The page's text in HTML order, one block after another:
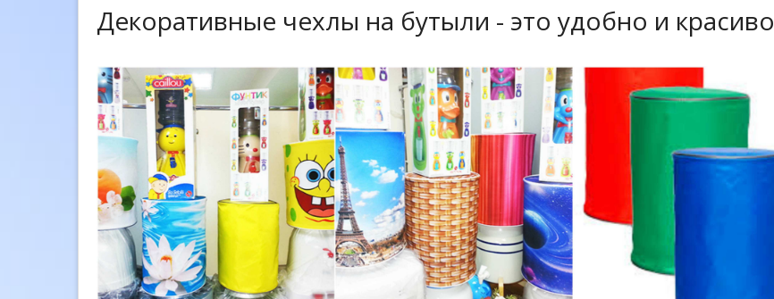
Декоративные чехлы на бутыли - это удобно и красиво